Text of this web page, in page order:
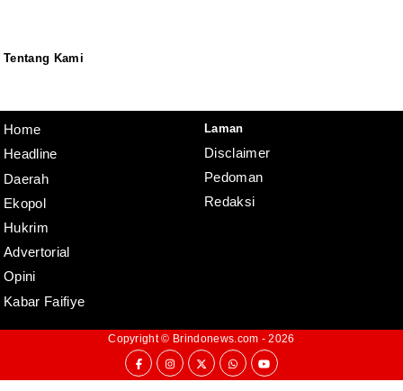
Tentang Kami
Home
Headline
Daerah
Ekopol
Hukrim
Advertorial
Opini
Kabar Faifiye
Laman
Disclaimer
Pedoman
Redaksi
Copyright © Brindonews.com - 2026